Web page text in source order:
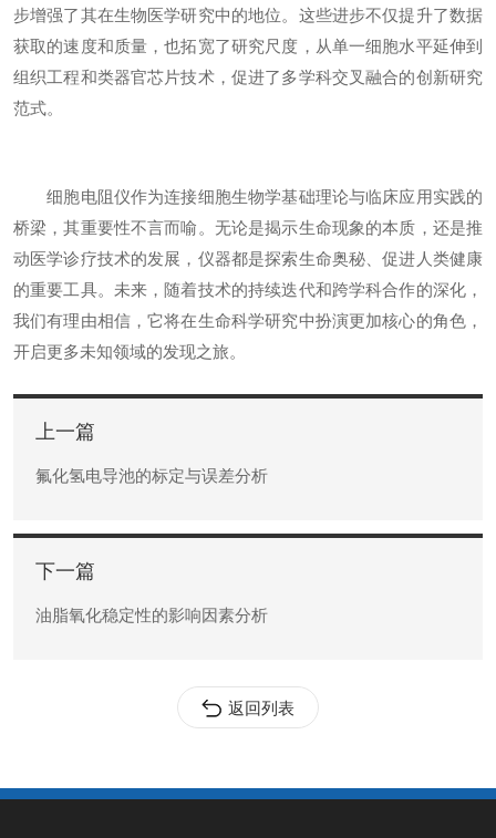
步增强了其在生物医学研究中的地位。这些进步不仅提升了数据
获取的速度和质量，也拓宽了研究尺度，从单一细胞水平延伸到
组织工程和类器官芯片技术，促进了多学科交叉融合的创新研究
范式。
细胞电阻仪作为连接细胞生物学基础理论与临床应用实践的
桥梁，其重要性不言而喻。无论是揭示生命现象的本质，还是推
动医学诊疗技术的发展，仪器都是探索生命奥秘、促进人类健康
的重要工具。未来，随着技术的持续迭代和跨学科合作的深化，
我们有理由相信，它将在生命科学研究中扮演更加核心的角色，
开启更多未知领域的发现之旅。
上一篇
氟化氢电导池的标定与误差分析
下一篇
油脂氧化稳定性的影响因素分析
返回列表